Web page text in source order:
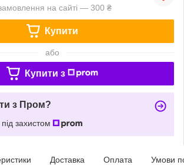
на сайті — 300 ₴
Купити
або
Купити з
з Пром?
захистом
Доставка Оплата Умови